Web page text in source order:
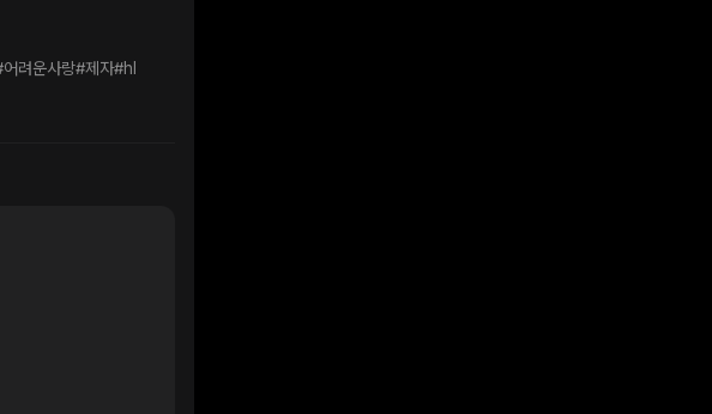
려운사랑#제자#hl